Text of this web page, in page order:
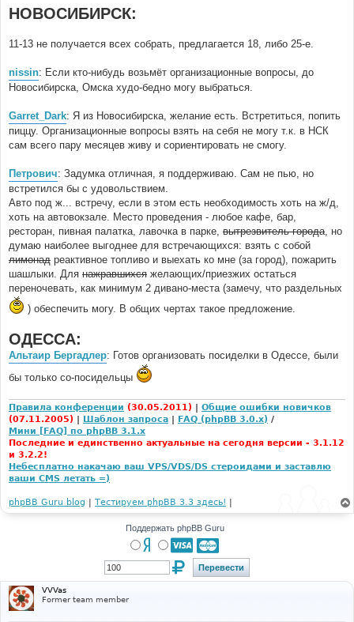
НОВОСИБИРСК:
11-13 не получается всех собрать, предлагается 18, либо 25-е.
nissin: Если кто-нибудь возьмёт организационные вопросы, до
Новосибирска, Омска худо-бедно могу выбраться.
Garret_Dark: Я из Новосибирска, желание есть. Встретиться, попить
пиццу. Организационные вопросы взять на себя не могу т.к. в НСК
сам всего пару месяцев живу и сориентировать не смогу.
Петрович: Задумка отличная, я поддерживаю. Сам не пью, но
встретился бы с удовольствием.
Авто под ж... встречу, если в этом есть необходимость хоть на ж/д,
хоть на автовокзале. Место проведения - любое кафе, бар,
ресторан, пивная палатка, лавочка в парке, вытрезвитель города, но
думаю наиболее выгоднее для встречающихся: взять с собой
лимонад реактивное топливо и выехать ко мне (за город), пожарить
шашлыки. Для нажравшихся желающих/приезжих остаться
переночевать, как минимум 2 дивано-места (замечу, что раздельных
) обеспечить могу. В общих чертах такое предложение.
ОДЕССА:
Альтаир Бергадлер: Готов организовать посиделки в Одессе, были
бы только со-посидельцы
Правила конференции (30.05.2011) | Общие ошибки новичков
(07.11.2005) | Шаблон запроса | FAQ (phpBB 3.0.x) /
Мини [FAQ] по phpBB 3.1.x
Последние и единственно актуальные на сегодня версии - 3.1.12
и 3.2.2!
Небесплатно накачаю ваш VPS/VDS/DS стероидами и заставлю
ваши CMS летать =)
phpBB Guru blog | Тестируем phpBB 3.3 здесь! |
Поддержать phpBB Guru
VVVas
Former team member